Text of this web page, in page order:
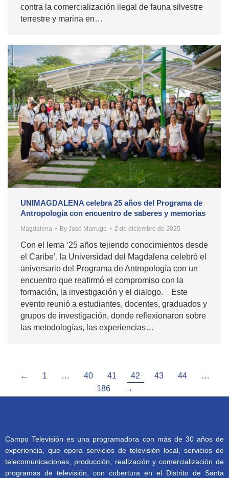
contra la comercialización ilegal de fauna silvestre
terrestre y marina en…
UNIMAGDALENA celebra 25 años del Programa de
Antropología con encuentro de saberes y memorias
Magdalena By José Marrugo 2 de diciembre de 2025
Con el lema ‘25 años tejiendo conocimientos desde
el Caribe’, la Universidad del Magdalena celebró el
aniversario del Programa de Antropología con un
encuentro que reafirmó el compromiso con la
formación, la investigación y el dialogo. Este
evento reunió a estudiantes, docentes, graduados y
grupos de investigación, donde reflexionaron sobre
las metodologías, las experiencias…
← 1 … 40 41 42 43 44
…
186
→
Campo Televisión es una programadora con más de 30 años de
experiencia, que opera servicios de televisión local, servicios de
telecomunicaciones, producción, realización y comercialización de
programas de televisión, con cobertura en el Distrito de Santa